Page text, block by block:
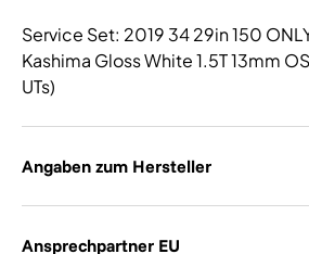
Service Set: 2019 34 29in 150
Kashima Gloss White 1.5T 13mm
UTs)
Angaben zum Hersteller
Ansprechpartner EU